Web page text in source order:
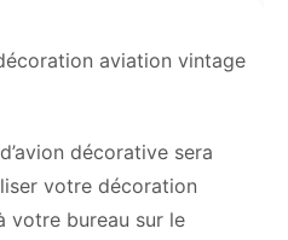
aviation vintage
décorative sera
votre décoration
votre bureau sur le